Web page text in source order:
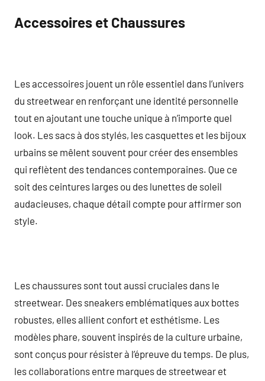
Accessoires et Chaussures
Les accessoires jouent un rôle essentiel dans l’univers
du streetwear en renforçant une identité personnelle
tout en ajoutant une touche unique à n’importe quel
look. Les sacs à dos stylés, les casquettes et les bijoux
urbains se mêlent souvent pour créer des ensembles
qui reflètent des tendances contemporaines. Que ce
soit des ceintures larges ou des lunettes de soleil
audacieuses, chaque détail compte pour affirmer son
style.
Les chaussures sont tout aussi cruciales dans le
streetwear. Des sneakers emblématiques aux bottes
robustes, elles allient confort et esthétisme. Les
modèles phare, souvent inspirés de la culture urbaine,
sont conçus pour résister à l’épreuve du temps. De plus,
les collaborations entre marques de streetwear et